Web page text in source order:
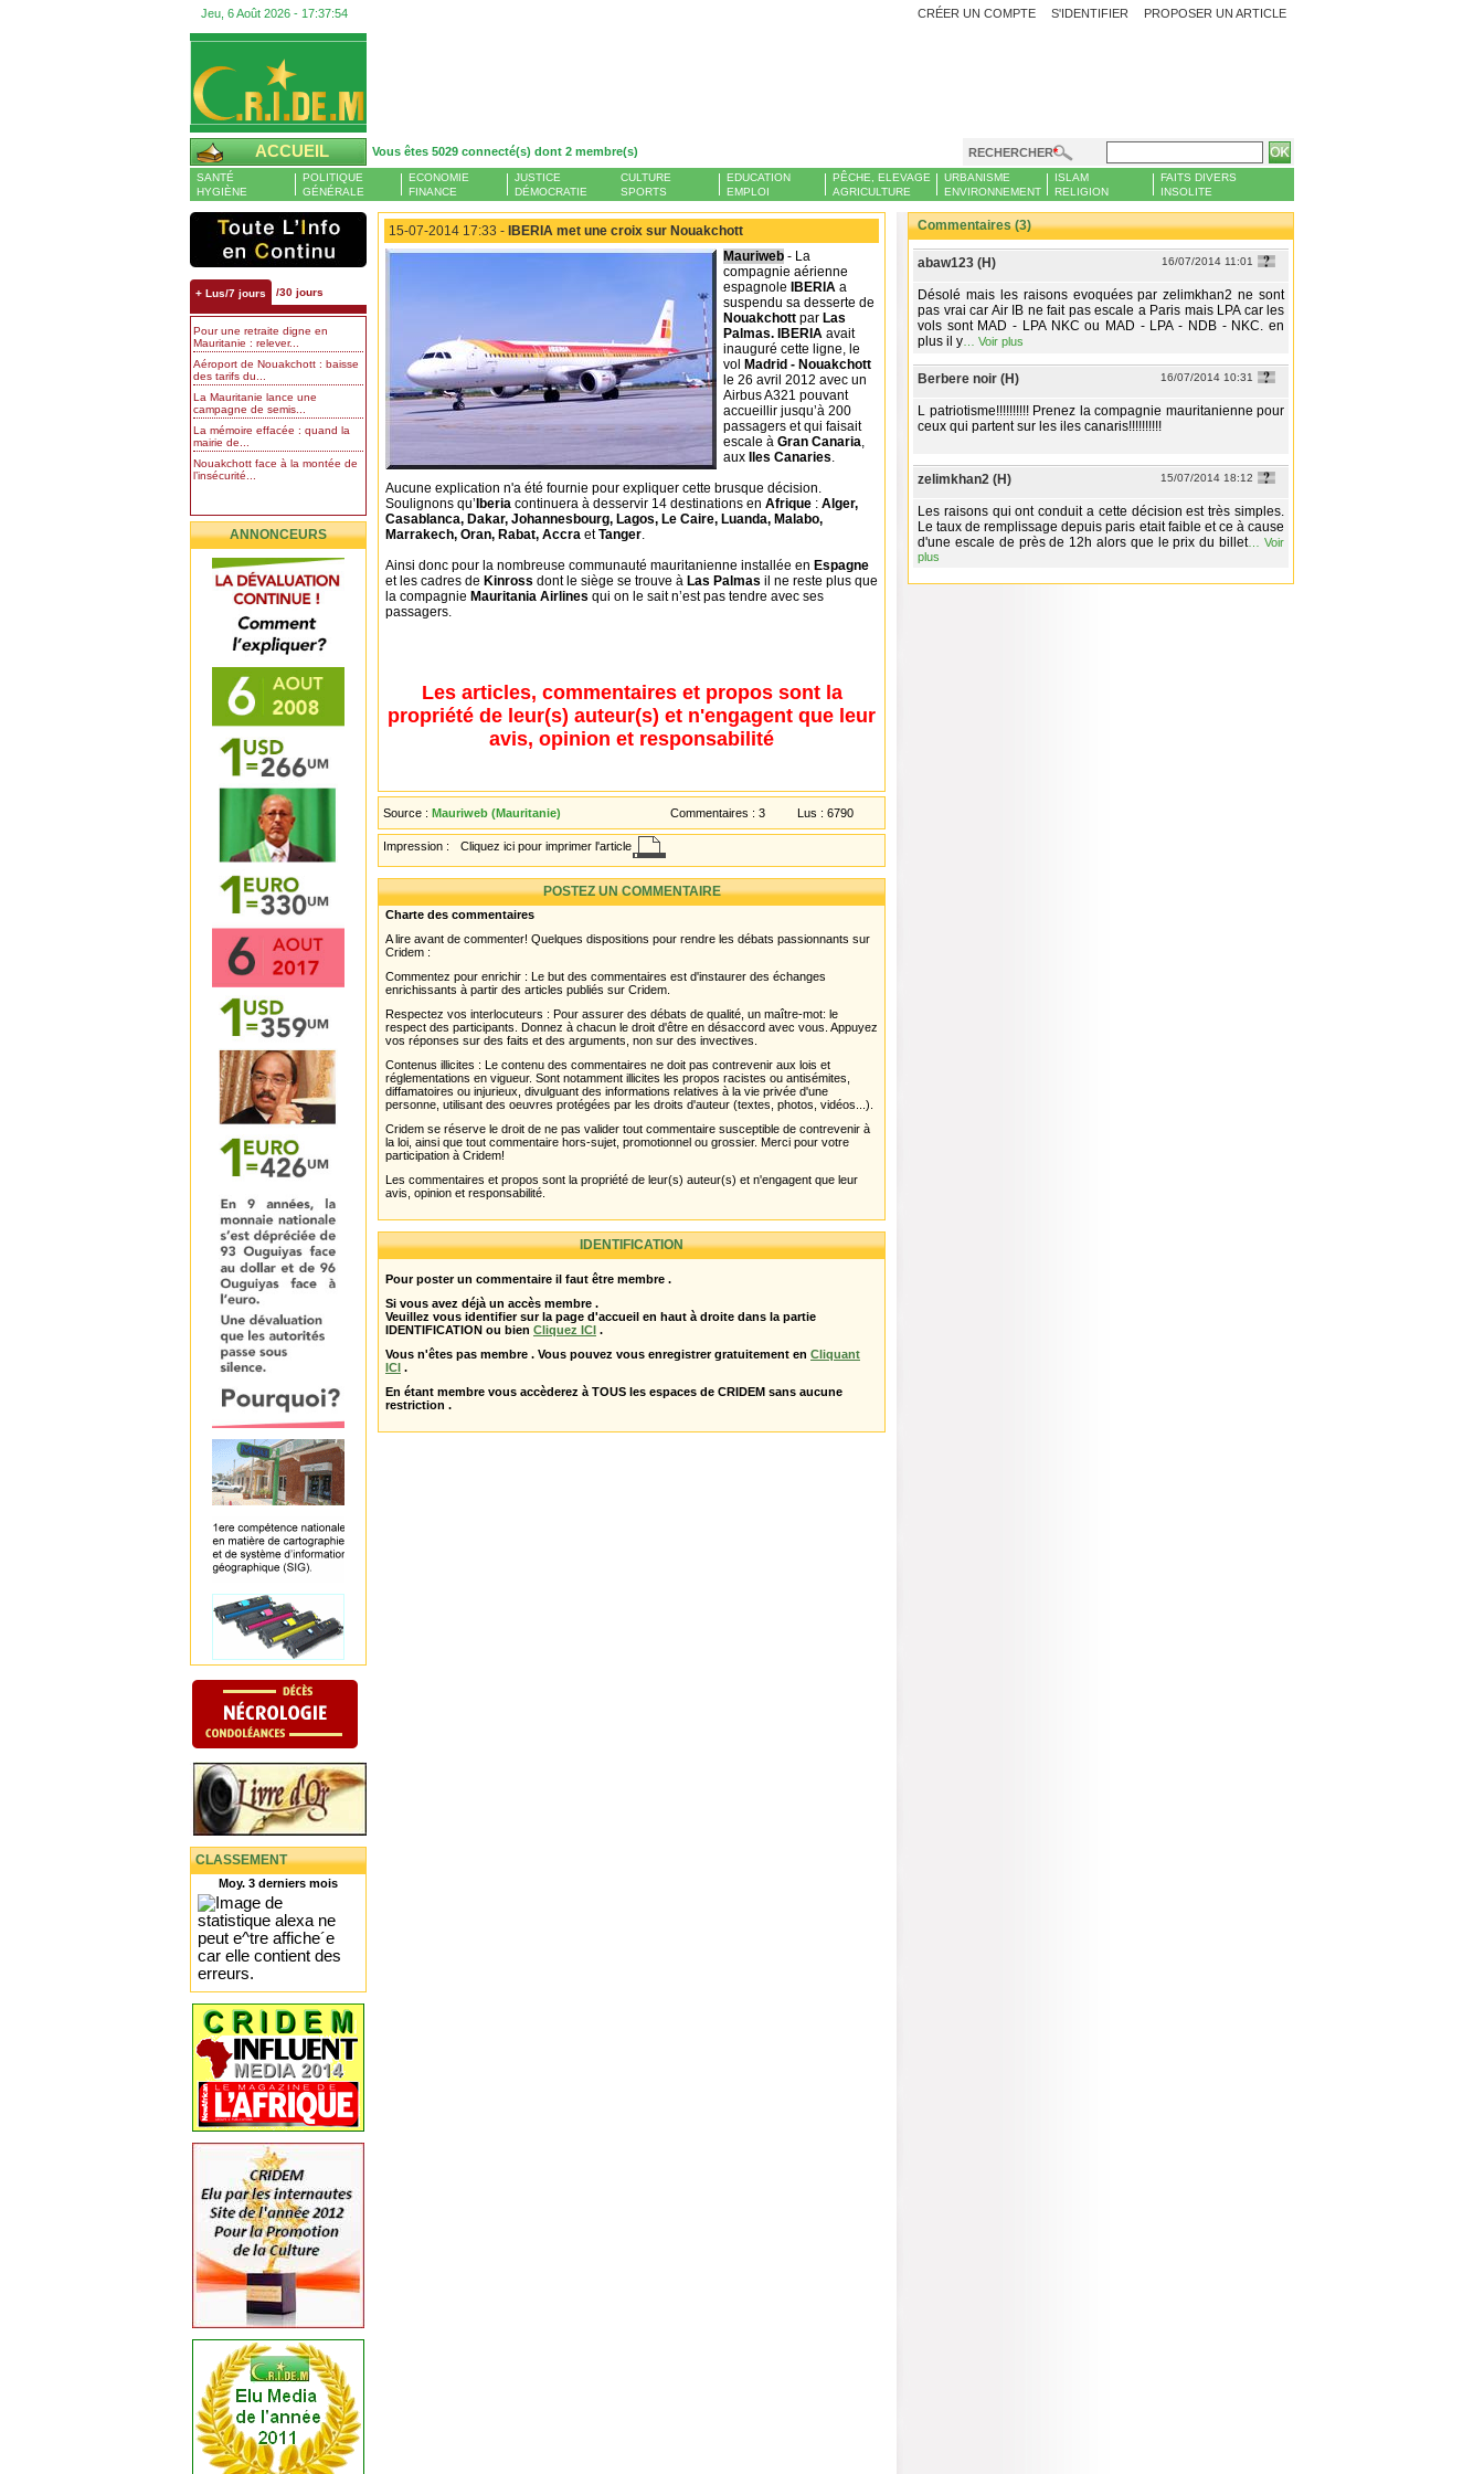
Jeu, 6 Août 2026 - 17:37:55 PROPOSER UN ARTICLE
CRÉER UN COMPTE S'IDENTIFIER
ACCUEIL Vous êtes 5029 connecté(s) dont 2 membre(s) RECHERCHER
SANTÉ
HYGIÈNE
POLITIQUE
GÉNÉRALE
ECONOMIE
FINANCE
JUSTICE
DÉMOCRATIE
CULTURE
SPORTS
EDUCATION
EMPLOI
PÊCHE, ELEVAGE
AGRICULTURE
URBANISME
ENVIRONNEMENT
ISLAM
RELIGION
FAITS DIVERS
INSOLITE
+ Lus/7 jours /30 jours
Pour une retraite digne en
Mauritanie : relever...
Aéroport de Nouakchott : baisse
des tarifs du...
La Mauritanie lance une
campagne de semis...
La mémoire effacée : quand la
mairie de...
Nouakchott face à la montée de
l’insécurité...
ANNONCEURS
CLASSEMENT
Moy. 3 derniers mois
15-07-2014 17:33 - IBERIA met une croix sur Nouakchott
Mauriweb - La
compagnie aérienne
espagnole
IBERIA a
suspendu sa desserte de
Nouakchott par Las
Palmas. IBERIA avait
inauguré cette ligne, le
vol Madrid - Nouakchott
le 26 avril 2012 avec un
Airbus A321 pouvant
accueillir jusqu’à 200
passagers et qui faisait
escale à Gran Canaria,
aux
Iles Canaries.
Aucune explication n'a été fournie pour expliquer cette brusque décision.
Soulignons qu’ Iberia continuera à desservir 14 destinations en Afrique : Alger,
Casablanca, Dakar, Johannesbourg, Lagos, Le Caire, Luanda, Malabo,
Marrakech, Oran, Rabat, Accra etTanger.
Ainsi donc pour la nombreuse communauté mauritanienne installée en Espagne
et les cadres de Kinross dont le siège se trouve à Las Palmas il ne reste plus que
la compagnie Mauritania Airlines qui on le sait n’est pas tendre avec ses
passagers.
Les articles, commentaires et propos sont la
propriété de leur(s) auteur(s) et n'engagent que leur
avis, opinion et responsabilité
Source : Mauriweb (Mauritanie) Commentaires : 3 Lus : 6790
Impression : Cliquez ici pour imprimer l'article
POSTEZ UN COMMENTAIRE
Charte des commentaires
A lire avant de commenter! Quelques dispositions pour rendre les débats passionnants sur
Cridem :
Commentez pour enrichir : Le but des commentaires est d'instaurer des échanges
enrichissants à partir des articles publiés sur Cridem.
Respectez vos interlocuteurs : Pour assurer des débats de qualité, un maître-mot: le
respect des participants. Donnez à chacun le droit d'être en désaccord avec vous. Appuyez
vos réponses sur des faits et des arguments, non sur des invectives.
Contenus illicites : Le contenu des commentaires ne doit pas contrevenir aux lois et
réglementations en vigueur. Sont notamment illicites les propos racistes ou antisémites,
diffamatoires ou injurieux, divulguant des informations relatives à la vie privée d'une
personne, utilisant des oeuvres protégées par les droits d'auteur (textes, photos, vidéos...).
Cridem se réserve le droit de ne pas valider tout commentaire susceptible de contrevenir à
la loi, ainsi que tout commentaire hors-sujet, promotionnel ou grossier. Merci pour votre
participation à Cridem!
Les commentaires et propos sont la propriété de leur(s) auteur(s) et n'engagent que leur
avis, opinion et responsabilité.
IDENTIFICATION
Pour poster un commentaire il faut être membre .
Si vous avez déjà un accès membre .
Veuillez vous identifier sur la page d'accueil en haut à droite dans la partie
IDENTIFICATION ou bien Cliquez ICI .
Vous n'êtes pas membre . Vous pouvez vous enregistrer gratuitement en Cliquant
ICI .
En étant membre vous accèderez à TOUS les espaces de CRIDEM sans aucune
restriction .
Commentaires (3)
abaw123 (H) 16/07/2014 11:01
Désolé mais les raisons evoquées par zelimkhan2 ne sont
pas vrai car Air IB ne fait pas escale a Paris mais LPA car les
vols sont MAD - LPA NKC ou MAD - LPA - NDB - NKC. en
plus il y
Voir plus
Berbere noir (H) 16/07/2014 10:31
L patriotisme!!!!!!!!!! Prenez la compagnie mauritanienne pour
ceux qui partent sur les iles canaris!!!!!!!!!!
zelimkhan2 (H) 15/07/2014 18:12
Les raisons qui ont conduit a cette décision est très simples.
Le taux de remplissage depuis paris etait faible et ce à cause
d'une escale de près de 12h alors que le prix du billet…Voir
plus